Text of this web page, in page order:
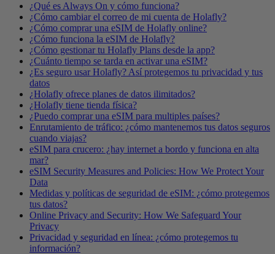
¿Qué es Always On y cómo funciona?
¿Cómo cambiar el correo de mi cuenta de Holafly?
¿Cómo comprar una eSIM de Holafly online?
¿Cómo funciona la eSIM de Holafly?
¿Cómo gestionar tu Holafly Plans desde la app?
¿Cuánto tiempo se tarda en activar una eSIM?
¿Es seguro usar Holafly? Así protegemos tu privacidad y tus
datos
¿Holafly ofrece planes de datos ilimitados?
¿Holafly tiene tienda física?
¿Puedo comprar una eSIM para multiples países?
Enrutamiento de tráfico: ¿cómo mantenemos tus datos seguros
cuando viajas?
eSIM para crucero: ¿hay internet a bordo y funciona en alta
mar?
eSIM Security Measures and Policies: How We Protect Your
Data
Medidas y políticas de seguridad de eSIM: ¿cómo protegemos
tus datos?
Online Privacy and Security: How We Safeguard Your
Privacy
Privacidad y seguridad en línea: ¿cómo protegemos tu
información?